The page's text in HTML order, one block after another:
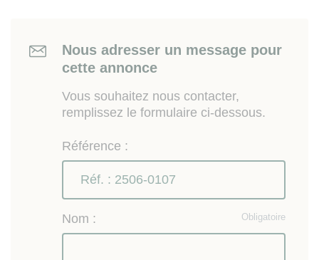
Nous adresser un message pour
cette annonce
Vous souhaitez nous contacter,
remplissez le formulaire ci-dessous.
Référence :
Obligatoire
Nom :